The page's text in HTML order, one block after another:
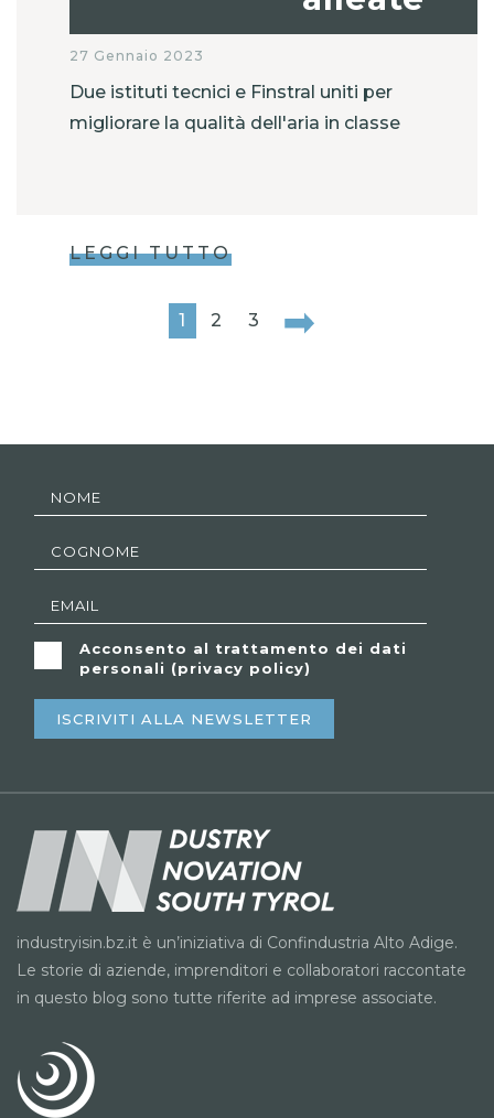
27 Gennaio 2023
Due istituti tecnici e Finstral uniti per
migliorare la qualità dell'aria in classe
LEGGI TUTTO
1 2 3
Acconsento al trattamento dei dati
personali (privacy policy)
ISCRIVITI ALLA NEWSLETTER
industryisin.bz.it è un’iniziativa di Confindustria Alto Adige.
Le storie di aziende, imprenditori e collaboratori raccontate
in questo blog sono tutte riferite ad imprese associate.